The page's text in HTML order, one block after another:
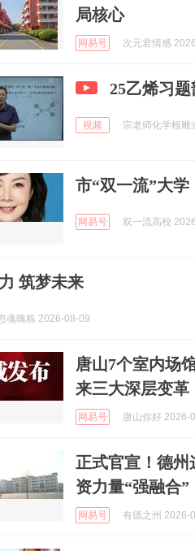
局核心
网易号 次元君情感
25乙烯习
视频 宗老师化学根
市“双一流”大学
网易号 双一流高校
筑梦未来
魂魄栋 2026-08-09
唐山7个室内场
来三大深层变革
网易号 唐山你好 2026-
正式官宣！德
资力量“强融合”
网易号 有德之州 2026-